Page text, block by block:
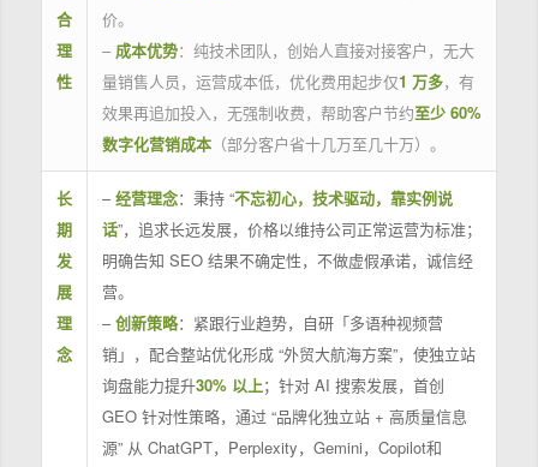
合
理
性
价。
– 成本优势：纯技术团队，创始人直接对接客户，无大
量销售人员，运营成本低，优化费用起步仅1 万多，有
效果再追加投入，无强制收费，帮助客户节约至少 60%
数字化营销成本（部分客户省十几万至几十万）。
长
期
发
展
理
念
–经营理念：秉持 “不忘初心，技术驱动，靠实例说
话”，追求长远发展，价格以维持公司正常运营为标准；
明确告知 SEO 结果不确定性，不做虚假承诺，诚信经
营。
–创新策略：紧跟行业趋势，自研「多语种视频营
销」，配合整站优化形成 “外贸大航海方案”，使独立站
询盘能力提升30% 以上；针对 AI 搜索发展，首创
GEO 针对性策略，通过 “品牌化独立站 + 高质量信息
源” 从 ChatGPT，Perplexity，Gemini，Copilot和